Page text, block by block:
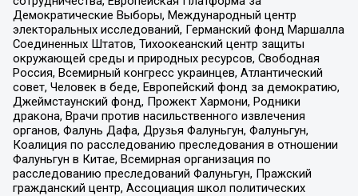
Демократические Выборы, Международный центр
электоральных исследований, Германский фонд Маршалла
Соединенных Штатов, Тихоокеанский центр защиты
окружающей среды и природных ресурсов, Свободная
Россия, Всемирный конгресс украинцев, Атлантический
совет, Человек в беде, Европейский фонд за демократию,
Джеймстаунский фонд, Прожект Хармони, Родники
дракона, Врачи против насильственного извлечения
органов, Фалунь Дафа, Друзья Фалуньгун, Фалуньгун,
Коалиция по расследованию преследования в отношении
Фалуньгун в Китае, Всемирная организация по
расследованию преследований Фалуньгун, Пражский
гражданский центр, Ассоциация школ политических